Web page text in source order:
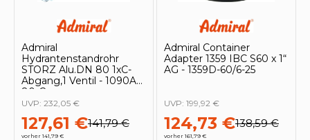
Admiral
Hydrantenstandrohr
STORZ Alu.DN 80 1xC-
Abgang,1 Ventil - 1090AV-
80-C
127,61 €141,79 €
vorher 141,79 €
UVP: 232,05 €
Admiral Container
Adapter 1359 IBC S60 x 1“
AG - 1359D-60/6-25
124,73 €138,59 €
vorher 161,79 €
UVP: 199,92 €